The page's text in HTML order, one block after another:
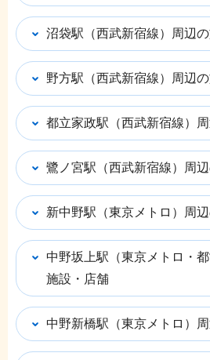
沼袋駅（西武新宿線）周辺
野方駅（西武新宿線）周辺
都立家政駅（西武新宿線）
鷺ノ宮駅（西武新宿線）周
新中野駅（東京メトロ）周
中野坂上駅（東京メトロ・
施設・店舗
中野新橋駅（東京メトロ）